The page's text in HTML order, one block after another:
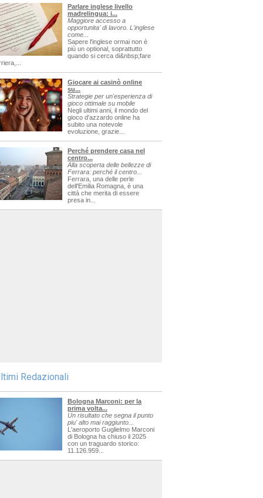
Parlare inglese livello
madrelingua: i...
Maggiore accesso a
opportunita' di lavoro. L'inglese
come...
Sapere l'inglese ormai non è
più un optional, soprattutto
quando si cerca di&nbsp;fare
Giocare ai casinò online
su...
Strategie per un'esperienza di
gioco ottimale su mobile
Negli ultimi anni, il mondo del
gioco d'azzardo online ha
subito una notevole
evoluzione, grazie...
Perché prendere casa nel
centro...
Alla scoperta delle bellezze di
Ferrara: perché il centro...
Ferrara, una delle perle
dell'Emilia Romagna, è una
città che merita di essere
presa in...
Redazionali
Bologna Marconi: per la
prima volta...
Un risultato che segna il punto
piu' alto mai raggiunto...
L'aeroporto Guglielmo Marconi
di Bologna ha chiuso il 2025
con un traguardo storico:
11.126.959...